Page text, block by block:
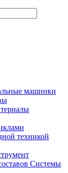
машинки
техникой
Системы